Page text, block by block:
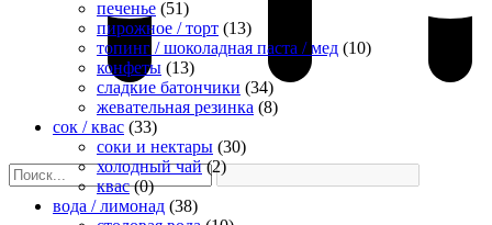
печенье (51)
пирожное / торт (13)
топинг / шоколадная паста / мед (10)
конфеты (13)
сладкие батончики (34)
жевательная резинка (8)
сок / квас (33)
соки и нектары (30)
холодный чай (2)
квас (0)
вода / лимонад (38)